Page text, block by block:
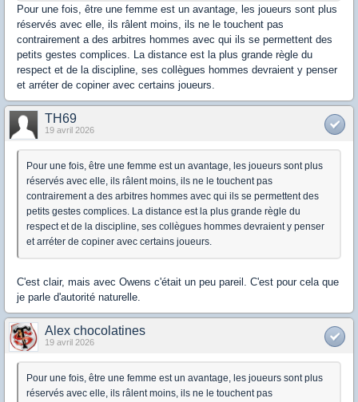
Pour une fois, être une femme est un avantage, les joueurs sont plus
réservés avec elle, ils râlent moins, ils ne le touchent pas
contrairement a des arbitres hommes avec qui ils se permettent des
petits gestes complices. La distance est la plus grande règle du
respect et de la discipline, ses collègues hommes devraient y penser
et arréter de copiner avec certains joueurs.
TH69
19 avril 2026
Pour une fois, être une femme est un avantage, les joueurs sont plus
réservés avec elle, ils râlent moins, ils ne le touchent pas
contrairement a des arbitres hommes avec qui ils se permettent des
petits gestes complices. La distance est la plus grande règle du
respect et de la discipline, ses collègues hommes devraient y penser
et arréter de copiner avec certains joueurs.
C'est clair, mais avec Owens c'était un peu pareil. C'est pour cela que
je parle d'autorité naturelle.
Alex chocolatines
19 avril 2026
Pour une fois, être une femme est un avantage, les joueurs sont plus
réservés avec elle, ils râlent moins, ils ne le touchent pas